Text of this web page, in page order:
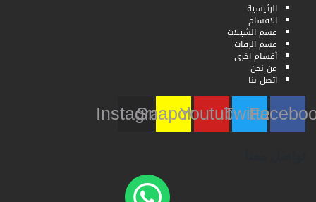
الرئيسية
الاقسام
قسم الشيلات
قسم الزفات
أقسام اخرى
من نحن
اتصل بنا
Twitter
Youtube
Snapchat
Instagram